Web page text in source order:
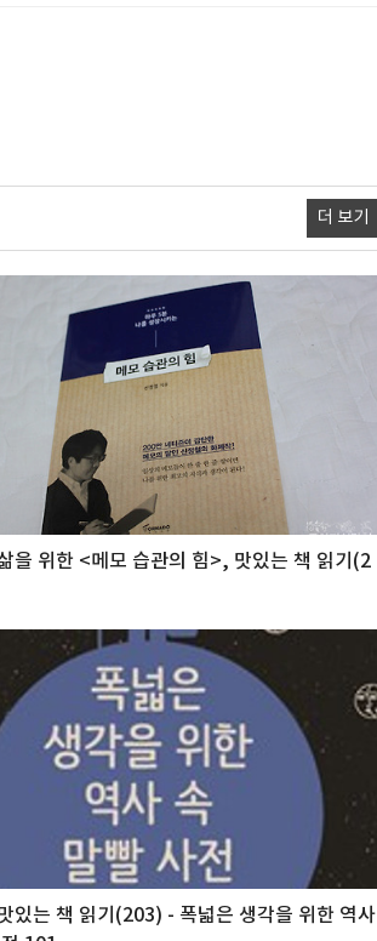
더 보기
을 위한 <메모 습관의 힘>, 맛있는 책 읽기(2
있는 책 읽기(203) - 폭넓은 생각을 위한 역사